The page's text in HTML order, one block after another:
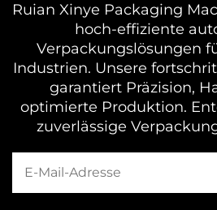
Ruian Xinye Packaging
hoch-effiziente
Verpackungslösungen
Industrien. Unsere
garantiert Präzision,
optimierte Produktion.
zuverlässige